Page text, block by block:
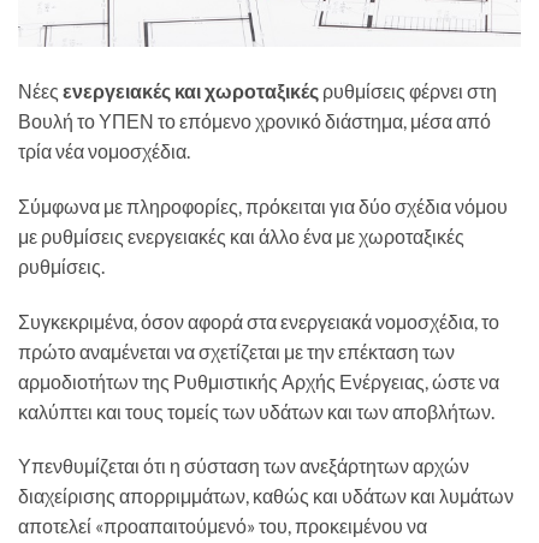
Νέες ενεργειακές και χωροταξικές ρυθμίσεις φέρνει στη
Βουλή το ΥΠΕΝ το επόμενο χρονικό διάστημα, μέσα από
τρία νέα νομοσχέδια.
Σύμφωνα με πληροφορίες, πρόκειται για δύο σχέδια νόμου
με ρυθμίσεις ενεργειακές και άλλο ένα με χωροταξικές
ρυθμίσεις.
Συγκεκριμένα, όσον αφορά στα ενεργειακά νομοσχέδια, το
πρώτο αναμένεται να σχετίζεται με την επέκταση των
αρμοδιοτήτων της Ρυθμιστικής Αρχής Ενέργειας, ώστε να
καλύπτει και τους τομείς των υδάτων και των αποβλήτων.
Υπενθυμίζεται ότι η σύσταση των ανεξάρτητων αρχών
διαχείρισης απορριμμάτων, καθώς και υδάτων και λυμάτων
αποτελεί «προαπαιτούμενό» του, προκειμένου να